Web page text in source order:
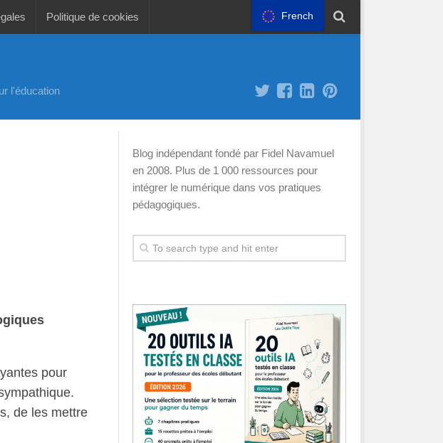
Politique de cookies
l'éducation
pour
de les mettre
Blog indépendant fondé par Fidel Navamuel
en 2008. Plus de 1 000 ressources pour
intégrer le numérique dans vos pratiques
pédagogiques.
French